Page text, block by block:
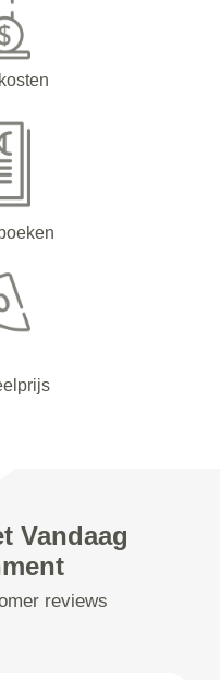
Vandaag
reviews